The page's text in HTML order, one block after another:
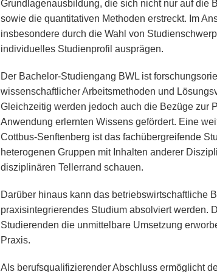
Grundlagenausbildung, die sich nicht nur auf die
sowie die quantitativen Methoden erstreckt. Im
insbesondere durch die Wahl von
individuelles Studienprofil ausprägen.
Der Bachelor-Studiengang BWL ist
wissenschaftlicher Arbeitsmethoden und
Gleichzeitig werden jedoch auch die Bezüge zur
Anwendung erlernten Wissens gefördert. Eine
Cottbus-Senftenberg ist das fachübergreifende
heterogenen Gruppen mit Inhalten anderer
disziplinären Tellerrand schauen.
Darüber hinaus kann das betriebswirtschaftliche
praxisintegrierendes Studium absolviert werden.
Studierenden die unmittelbare Umsetzung
Praxis.
Als berufsqualifizierender Abschluss ermöglicht